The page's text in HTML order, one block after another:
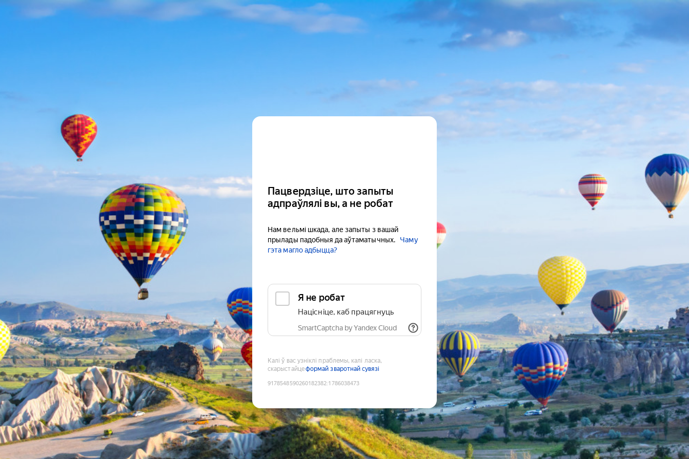
Пацвердзіце, што запыты
адпраўлялі вы, а не робат
Нам вельмі шкада, але запыты з вашай
прылады падобныя да аўтаматычных.
Чаму
гэта магло адбыцца?
Я не робат
Націсніце, каб працягнуць
SmartCaptcha by Yandex Cloud
Калі ў вас узніклі праблемы, калі ласка,
скарыстайцеформай зваротнай сувязі
9178548590260182382:1786038473